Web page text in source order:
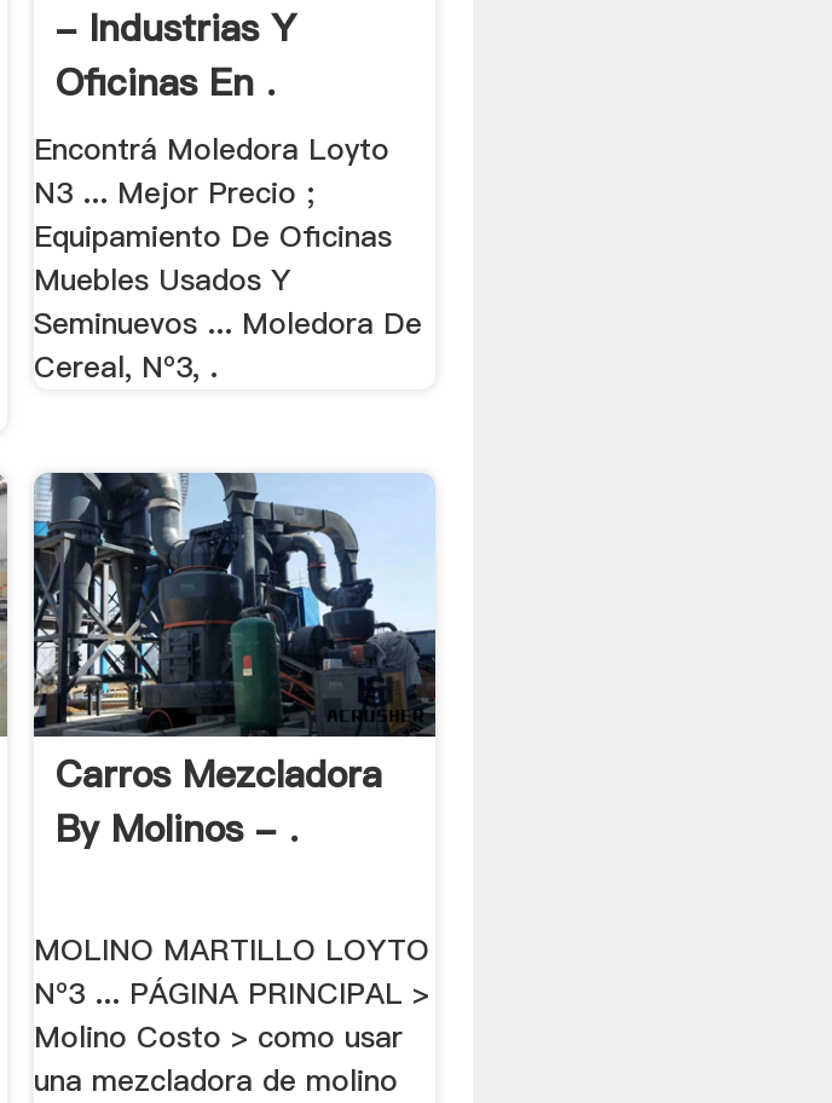
- Industrias Y
Oficinas En .
Encontrá Moledora Loyto
N3 ... Mejor Precio ;
Equipamiento De Oficinas
Muebles Usados Y
Seminuevos ... Moledora De
Cereal, Nº3, .
Carros Mezcladora
By Molinos - .
MOLINO MARTILLO LOYTO
Nº3 ... PÁGINA PRINCIPAL >
Molino Costo > como usar
una mezcladora de molino